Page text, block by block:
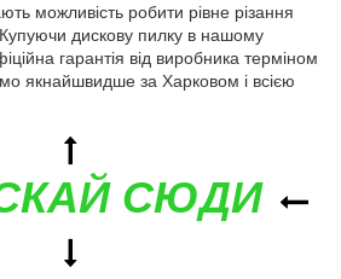
можливість робити рівне різання
дискову пилку в нашому
гарантія від виробника терміном
якнайшвидше за Харковом і всією
СЮДИ